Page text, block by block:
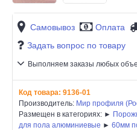
Самовывоз Оплата
Задать вопрос по товару
Выполняем заказы любых
Код товара: 9136-01
Производитель: Мир профиля
Размещен в категориях: ►
для пола алюминиевые ► 60мм